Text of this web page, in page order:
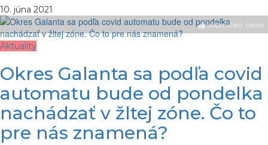
10. júna 2021
odporúčaný článok
Aktuality
Okres Galanta sa podľa covid
automatu bude od pondelka
nachádzať v žltej zóne. Čo to
pre nás znamená?